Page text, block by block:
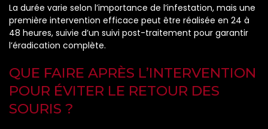
La durée varie selon l’importance de l’infestation, mais une
première intervention efficace peut être réalisée en 24 à
48 heures, suivie d’un suivi post-traitement pour garantir
l’éradication complète.
QUE FAIRE APRÈS L’INTERVENTION
POUR ÉVITER LE RETOUR DES
SOURIS ?